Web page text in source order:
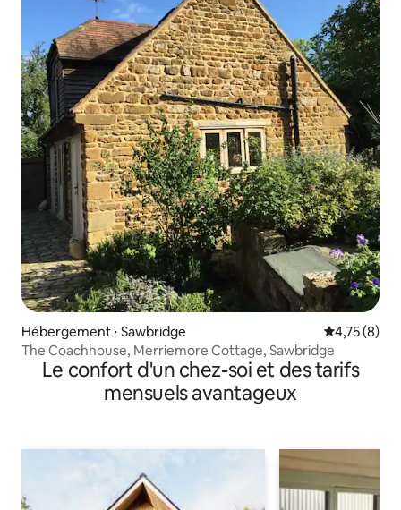
Hébergement ⋅ Sawbridge Évaluation
4,75 (8)
The Coachhouse, Merriemore Cottage, Sawbridge
Le confort d'un chez-soi et des tarifs
mensuels avantageux